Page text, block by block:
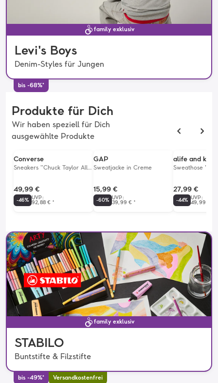
family exklusiv
Levi's Boys
Denim-Styles für Jungen
bis -68%*
Produkte für Dich
Wir haben speziell für Dich
ausgewählte Produkte
Converse
Sneakers "Chuck Taylor All
49,99 €
-46% UVP:
92,88 € *
GAP
Sweatjacke in Creme
15,99 €
-60% UVP:
39,99 € *
alife and
Sweathose
27,99 €
-44% UVP:
49,99 €
family exklusiv
STABILO
Buntstifte & Filzstifte
bis -49%* Versandkostenfrei